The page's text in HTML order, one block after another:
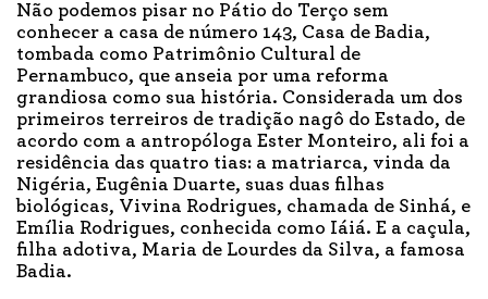
Não podemos pisar no Pátio do Terço sem
conhecer a casa de número 143, Casa de Badia,
tombada como Patrimônio Cultural de
Pernambuco, que anseia por uma reforma
grandiosa como sua história. Considerada um dos
primeiros terreiros de tradição nagô do Estado, de
acordo com a antropóloga Ester Monteiro, ali foi a
residência das quatro tias: a matriarca, vinda da
Nigéria, Eugênia Duarte, suas duas filhas
biológicas, Vivina Rodrigues, chamada de Sinhá, e
Emília Rodrigues, conhecida como Iáiá. E a caçula,
filha adotiva, Maria de Lourdes da Silva, a famosa
Badia.